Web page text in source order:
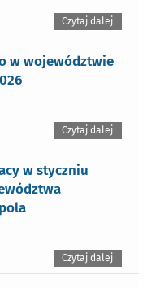
Czytaj dalej
w województwie
Czytaj dalej
w styczniu
Czytaj dalej